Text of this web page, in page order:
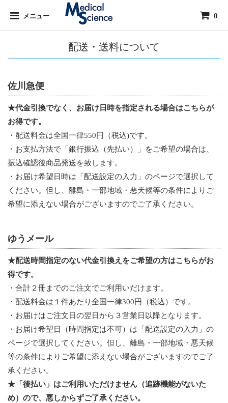
メニュー 0
配送・送料について
佐川急便
★代金引換でなく、お届け日時を指定される場合はこちらが
お得です。
・配送料金は全国一律550円（税込)です。
・お支払方法で「銀行振込（先払い）」をご希望の場合は、
振込確認後商品発送を致します。
・お届け希望日時は「配送設定の入力」のページで選択して
ください。但し、離島・一部地域・悪天候等の条件によりご
希望に添えない場合がございますのでご了承ください。
ゆうメール
★配送時間指定のない代金引換えをご希望の方はこちらがお
得です。
・合計２冊までのご注文でご利用いだけます。
・配送料金は１件あたり全国一律300円（税込）です。
・お届けはご注文日の翌日から３営業日以降となります。
・お届け希望日（時間指定は不可）は「配送設定の入力」の
ページで選択してください。但し、離島・一部地域・悪天候
等の条件によりご希望に添えない場合がございますのでご了
承ください。
★「後払い」はご利用いただけません（追跡機能がないた
め）ので、悪しからずご了承ください。